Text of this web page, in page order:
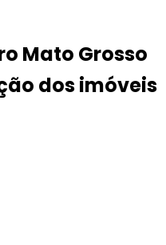
Mato Grosso
dos imóveis